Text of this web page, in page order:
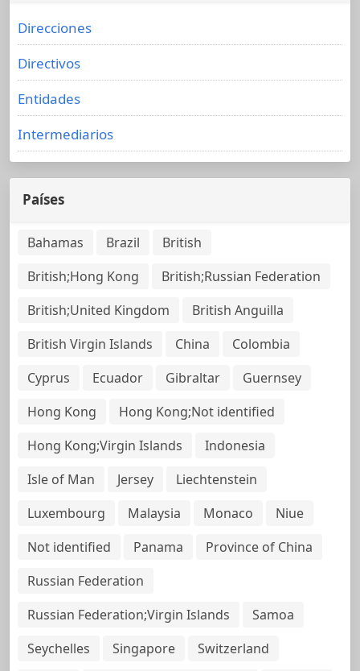
Direcciones
Directivos
Entidades
Intermediarios
Países
Bahamas Brazil
British
British;Hong Kong
British;Russian Federation
British;United Kingdom
British Anguilla
British Virgin Islands
China
Colombia
Cyprus
Ecuador Gibraltar
Guernsey
Hong Kong
Hong Kong;Not identified
Hong Kong;Virgin Islands
Indonesia
Isle of Man
Jersey
Liechtenstein
Luxembourg
Malaysia Monaco
Niue
Not identified
Panama
Province of China
Russian Federation
Russian Federation;Virgin Islands
Samoa
Seychelles
Singapore Switzerland